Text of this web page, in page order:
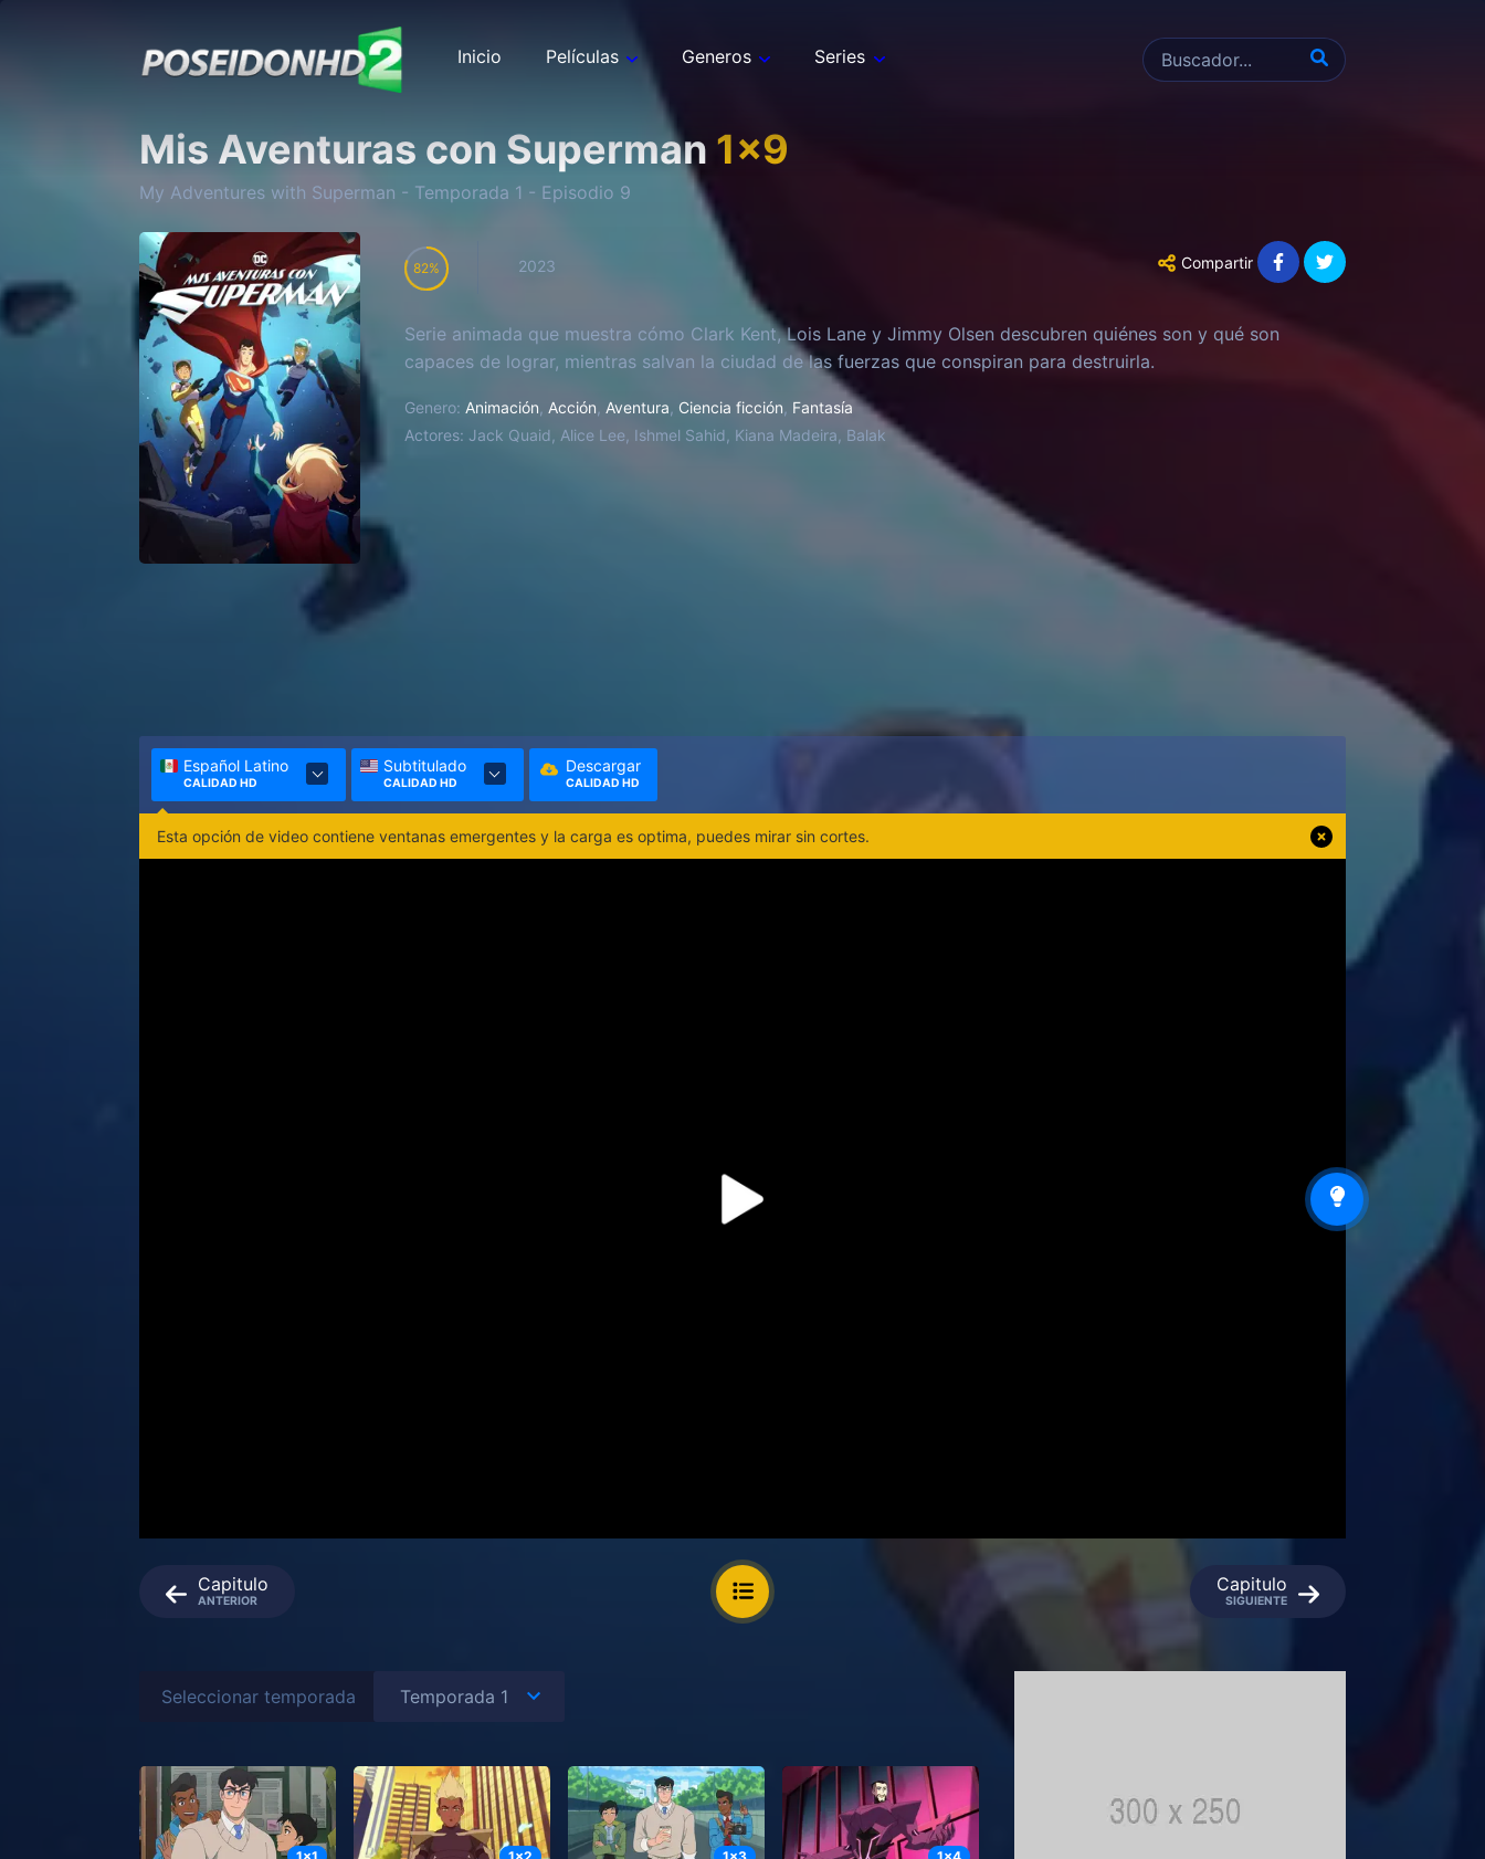
Inicio Películas Generos Series
Mis Aventuras con Superman 1x9
My Adventures with Superman - Temporada 1 - Episodio 9
82 2023 Compartir
Serie animada que muestra cómo Clark Kent, Lois Lane y Jimmy Olsen descubren quiénes son y qué son
capaces de lograr, mientras salvan la ciudad de las fuerzas que conspiran para destruirla.
Genero: Animación Acción Aventura Ciencia ficción Fantasía
Actores: Jack Quaid, Alice Lee, Ishmel Sahid, Kiana Madeira, Balak
Español Latino
CALIDAD HD
Subtitulado
CALIDAD HD
Descargar
CALIDAD HD
Esta opción de video contiene ventanas emergentes y la carga es optima, puedes mirar sin cortes.
Capitulo
ANTERIOR
Capitulo
SIGUIENTE
Seleccionar temporada